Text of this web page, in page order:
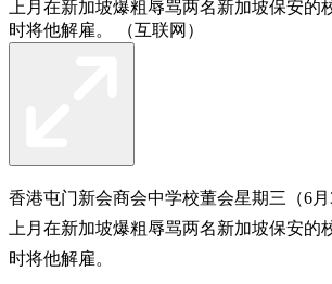
上月在新加坡爆粗辱骂两名新加坡保安的
时将他解雇。 （互联网）
香港屯门新会商会中学校董会星期三（6
上月在新加坡爆粗辱骂两名新加坡保安的
时将他解雇。